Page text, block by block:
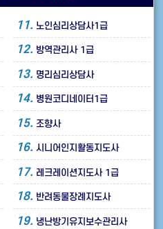
11. 노인심리상담사1급
12. 방역관리사 1급
13. 명리심리상담사
14. 병원코디네이터1급
15. 조향사
16. 시니어인지활동지도사
17. 레크레이션지도사 1급
18. 반려동물장례지도사
19. 냉난방기유지보수관리사